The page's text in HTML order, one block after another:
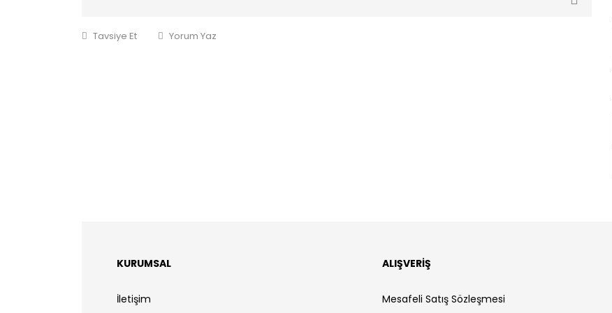
Tavsiye Et Yorum Yaz
KURUMSAL
İletişim
ALIŞVERİŞ
Mesafeli Satış Sözleşmesi